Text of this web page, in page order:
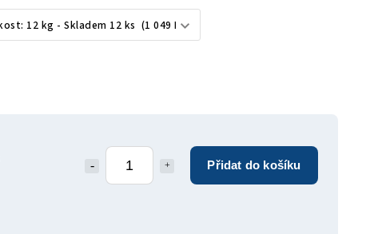
Přidat do košíku